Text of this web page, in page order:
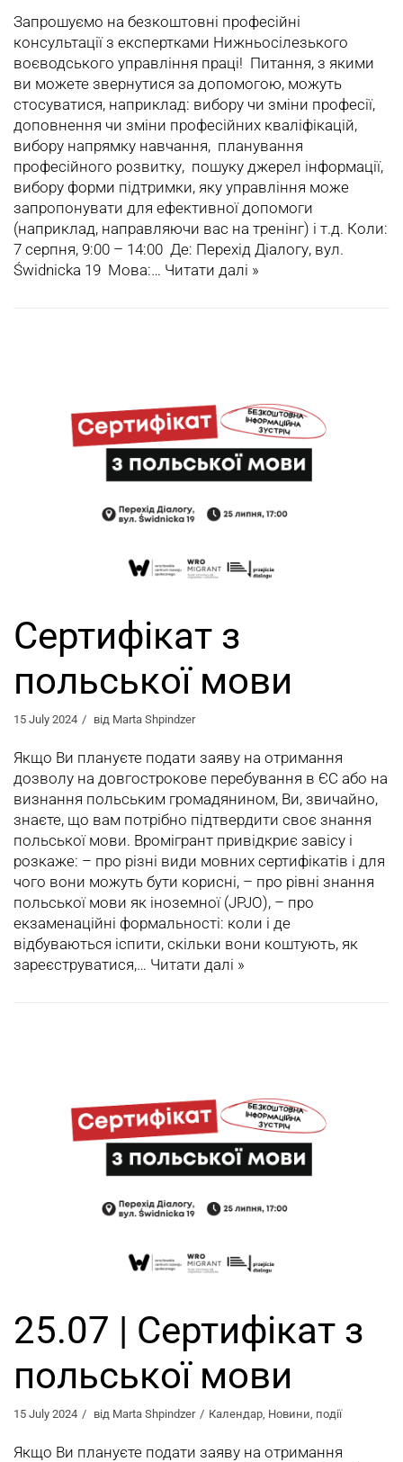
Запрошуємо на безкоштовні професійні
консультації з експертками Нижньосілезького
воєводського управління праці! Питання, з якими
ви можете звернутися за допомогою, можуть
стосуватися, наприклад: вибору чи зміни професії,
доповнення чи зміни професійних кваліфікацій,
вибору напрямку навчання, планування
професійного розвитку, пошуку джерел інформації,
вибору форми підтримки, яку управління може
запропонувати для ефективної допомоги
(наприклад, направляючи вас на тренінг) і т.д. Коли:
7 серпня, 9:00 – 14:00 Де: Перехід Діалогу, вул.
Świdnicka 19 Мова:… Читати далі »
Сертифікат з
польської мови
15 July 2024 від Marta Shpindzer
Якщо Ви плануєте подати заяву на отримання
дозволу на довгострокове перебування в ЄС або на
визнання польським громадянином, Ви, звичайно,
знаєте, що вам потрібно підтвердити своє знання
польської мови. Вромігрант привідкриє завісу і
розкаже: – про різні види мовних сертифікатів і для
чого вони можуть бути корисні, – про рівні знання
польської мови як іноземної (JPJO), – про
екзаменаційні формальності: коли і де
відбуваються іспити, скільки вони коштують, як
зареєструватися,… Читати далі »
25.07 | Сертифікат з
польської мови
15 July 2024 від Marta Shpindzer Календар Новини події
Якщо Ви плануєте подати заяву на отримання